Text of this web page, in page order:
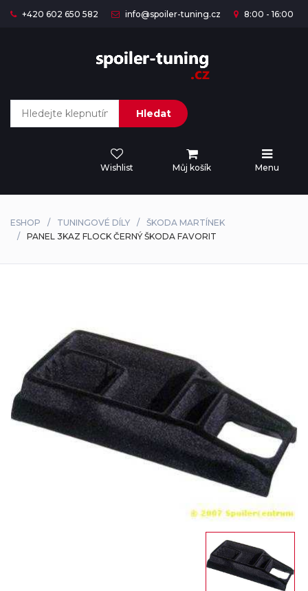
+420 602 650 582 info@spoiler-tuning.cz 8:00 - 16:00
Hledat
Wishlist Můj košík Menu
ESHOP TUNINGOVÉ DÍLY
ŠKODA MARTÍNEK
PANEL 3KAZ FLOCK ČERNÝ ŠKODA FAVORIT